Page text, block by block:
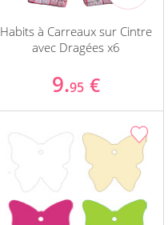
Habits à Carreaux sur Cintre
avec Dragées x6
9.95 €